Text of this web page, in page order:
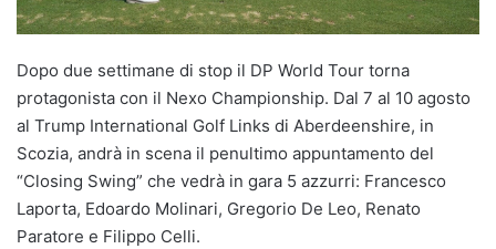
Dopo due settimane di stop il DP World Tour torna
protagonista con il Nexo Championship. Dal 7 al 10 agosto
al Trump International Golf Links di Aberdeenshire, in
Scozia, andrà in scena il penultimo appuntamento del
“Closing Swing” che vedrà in gara 5 azzurri: Francesco
Laporta, Edoardo Molinari, Gregorio De Leo, Renato
Paratore e Filippo Celli.